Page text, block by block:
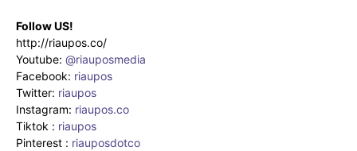
Follow US!
http://riaupos.co/
Youtube: @riauposmedia
Facebook: riaupos
Twitter: riaupos
Instagram: riaupos.co
Tiktok : riaupos
Pinterest : riauposdotco